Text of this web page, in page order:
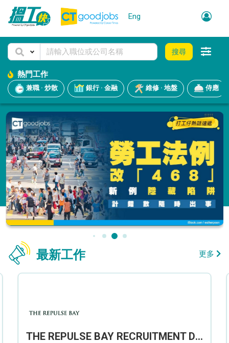
Eng
搜尋
熱門工作
兼職 · 炒散 銀行 · 金融 維修 · 地盤 侍應
最新工作 更多
THE REPULSE BAY RECRUITMENT DAY 淺水灣影灣園人才招聘會